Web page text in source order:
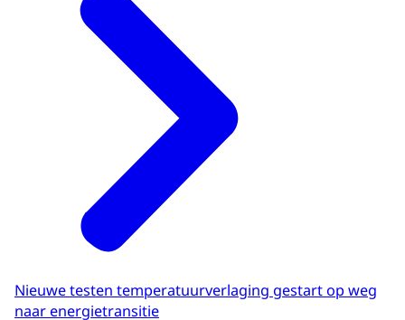
Nieuwe testen temperatuurverlaging gestart op weg
naar energietransitie